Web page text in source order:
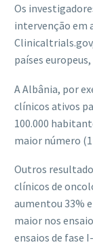
Os
intervenção em
países
A Albânia, por
clínicos ativos
100.000
maior número
Outros
clínicos de
aumentou 33%
maior nos
ensaios de fase